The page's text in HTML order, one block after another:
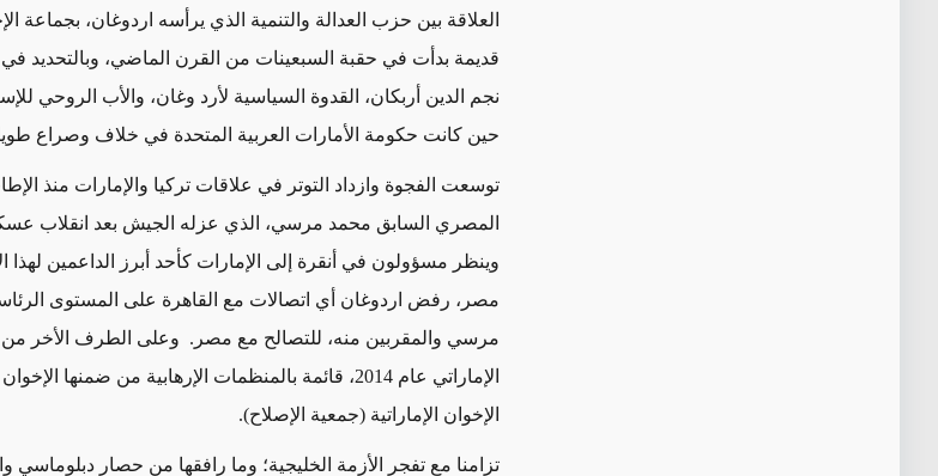
العلاقة بين حزب العدالة والتنمية الذي يرأسه اردوغان، بجماعة
قديمة بدأت في حقبة السبعينات من القرن الماضي، وبالتحديد
نجم الدين أربكان، القدوة السياسية لأرد وغان، والأب الروحي
حين كانت حكومة الأمارات العربية المتحدة في خلاف وصراع
توسعت الفجوة وازداد التوتر في علاقات تركيا والإمارات منذ
وينظر مسؤولون في أنقرة إلى الإمارات كأحد أبرز الداعمين لهذا
مصر، رفض اردوغان أي اتصالات مع القاهرة على المستوى
مرسي والمقربين منه، للتصالح مع مصر. وعلى الطرف الأخر من
الإماراتي عام 2014، قائمة بالمنظمات الإرهابية من
الإخوان الإماراتية (جمعية الإصلاح).
تزامنا مع تفجر الأزمة الخليجية؛ وما رافقها من حصار